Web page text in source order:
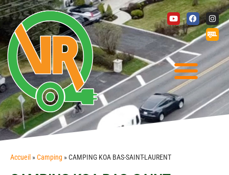
Accueil »Camping »CAMPING KOA BAS-SAINT-LAURENT